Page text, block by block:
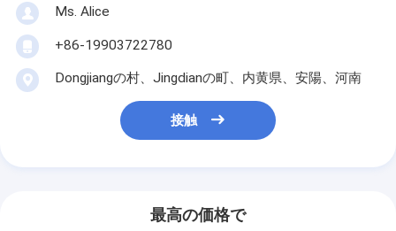
Ms. Alice
+86-19903722780
Dongjiangの村、Jingdianの町、内黄県、安陽、河南
接触
最高の価格で